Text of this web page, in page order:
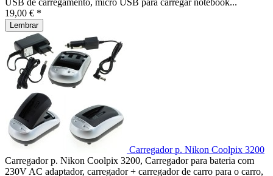
USB de carregamento, micro USB para carregar notebook...
19,00 € *
Lembrar
Carregador p. Nikon Coolpix 3200
Carregador p. Nikon Coolpix 3200, Carregador para bateria com
230V AC adaptador, carregador + carregador de carro para o carro,